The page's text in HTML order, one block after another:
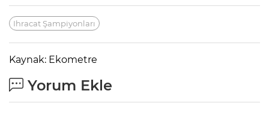
Ihracat Şampiyonları
Kaynak: Ekometre
Yorum Ekle